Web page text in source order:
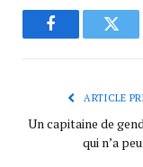
Facebook
ARTICLE
Un capitaine de
qui n’a